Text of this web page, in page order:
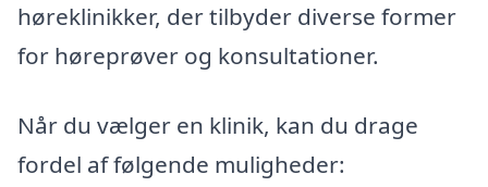
høreklinikker, der tilbyder diverse former
for høreprøver og konsultationer.
Når du vælger en klinik, kan du drage
fordel af følgende muligheder: